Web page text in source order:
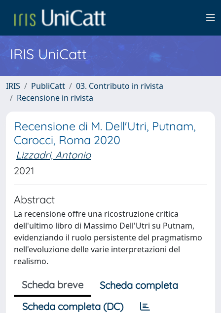
IRIS UniCatt
IRIS PubliCatt
03. Contributo in rivista
Recensione in rivista
Recensione di M. Dell'Utri, Putnam,
Carocci, Roma 2020
Lizzadri, Antonio
2021
Abstract
La recensione offre una ricostruzione critica
dell'ultimo libro di Massimo Dell'Utri su Putnam,
evidenziando il ruolo persistente del pragmatismo
nell'evoluzione delle varie interpretazioni del
realismo.
Scheda breve
Scheda completa
Scheda completa (DC)